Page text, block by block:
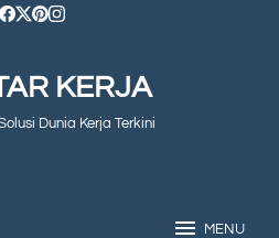
KERJA
Dunia Kerja Terkini
MENU